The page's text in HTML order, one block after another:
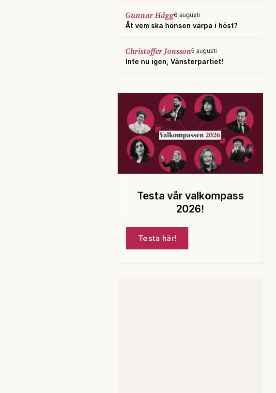
Gunnar Hägg6 augusti
Åt vem ska hönsen värpa i höst?
Christoffer Jonsson5 augusti
Inte nu igen, Vänsterpartiet!
Testa vår valkompass
2026!
Testa här!